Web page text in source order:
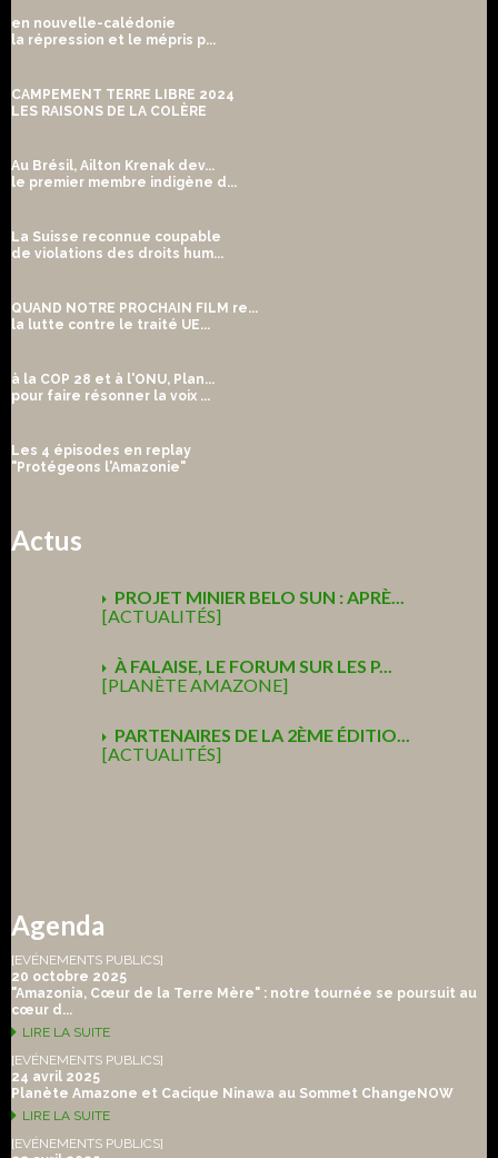
en nouvelle-calédonie
la répression et le mépris p...
CAMPEMENT TERRE LIBRE 2024
LES RAISONS DE LA COLÈRE
Au Brésil, Ailton Krenak dev...
le premier membre indigène d...
La Suisse reconnue coupable
de violations des droits hum...
QUAND NOTRE PROCHAIN FILM re...
la lutte contre le traité UE...
à la COP 28 et à l'ONU, Plan...
pour faire résonner la voix ...
Les 4 épisodes en replay
"Protégeons l'Amazonie"
Actus
PROJET MINIER BELO SUN : APRÈ...
[ACTUALITÉS]
À FALAISE, LE FORUM SUR LES P...
[PLANÈTE AMAZONE]
PARTENAIRES DE LA 2ÈME ÉDITIO...
[ACTUALITÉS]
Agenda
[EVÉNEMENTS PUBLICS]
20 octobre 2025
"Amazonia, Cœur de la Terre Mère" : notre tournée se poursuit au
cœur d...
LIRE LA SUITE
[EVÉNEMENTS PUBLICS]
24 avril 2025
Planète Amazone et Cacique Ninawa au Sommet ChangeNOW
LIRE LA SUITE
[EVÉNEMENTS PUBLICS]